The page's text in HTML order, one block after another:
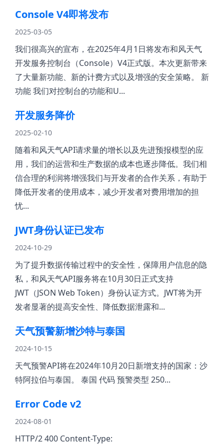
Console V4即将发布
2025-03-05
我们很高兴的宣布，在2025年4月1日将发布和风天气
开发服务控制台（Console）V4正式版。本次更新带来
了大量新功能、新的计费方式以及增强的安全策略。 新
功能 我们对控制台的功能和U...
开发服务降价
2025-02-10
随着和风天气API请求量的增长以及先进预报模型的应
用，我们的运营和生产数据的成本也逐步降低。我们相
信合理的利润将增强我们与开发者的合作关系，有助于
降低开发者的使用成本，减少开发者对费用增加的担
忧...
JWT身份认证已发布
2024-10-29
为了提升数据传输过程中的安全性，保障用户信息的隐
私，和风天气API服务将在10月30日正式支持
JWT（JSON Web Token）身份认证方式。JWT将为开
发者显著的提高安全性、降低数据泄露和...
天气预警新增沙特与泰国
2024-10-15
天气预警API将在2024年10月20日新增支持的国家：沙
特阿拉伯与泰国。 泰国 代码 预警类型 250...
Error Code v2
2024-08-01
HTTP/2 400 Content-Type: